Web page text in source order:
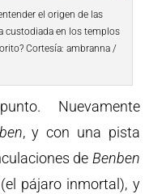
el origen de las
custodiada en los templos
Cortesía: ambranna /
Nuevamente
, y con una pista
de Benben
(el pájaro inmortal), y